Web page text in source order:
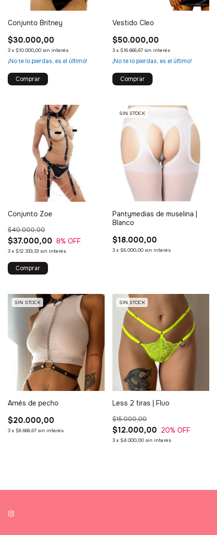
Conjunto Britney
$30.000,00
3 x $10.000,00 sin interés
¡No te lo pierdas, es el último!
Vestido Cleo
$50.000,00
3 x $16.666,67 sin interés
¡No te lo pierdas, es el último!
Conjunto Zoe
$37.000,00
$40.000,00
8% OFF
3 x $12.333,33 sin interés
SIN STOCK
Pantymedias de muselina |
Blanco
$18.000,00
3 x $6.000,00 sin interés
SIN STOCK
Arnés de pecho
$20.000,00
3 x $6.666,67 sin interés
SIN STOCK
Less 2 tiras | Fluo
$12.000,00
$15.000,00
20% OFF
3 x $4.000,00 sin interés